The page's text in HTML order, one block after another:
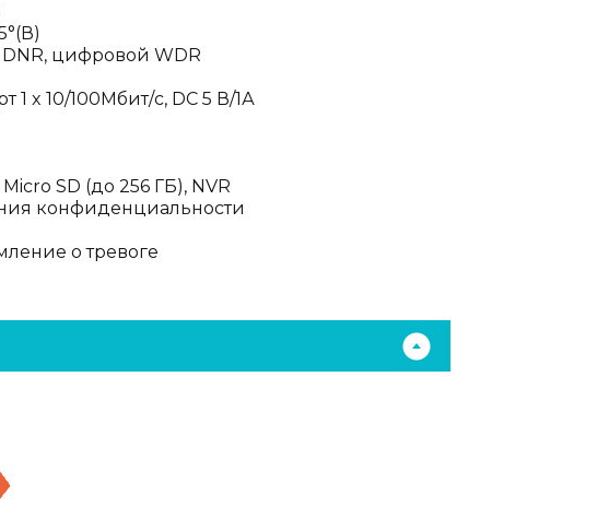
цифровой WDR
1 x 10/100Мбит/с, DC 5 В/1А
SD (до 256 ГБ), NVR
конфиденциальности
о тревоге